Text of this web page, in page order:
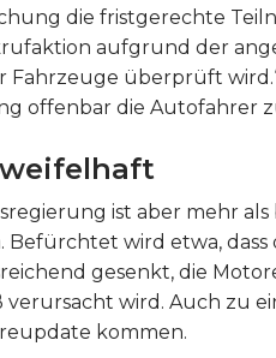
die fristgerechte
aufgrund der
Fahrzeuge überprüft
offenbar die Autofahrer
ist aber mehr
wird etwa,
gesenkt, die
wird. Auch zu
kommen.